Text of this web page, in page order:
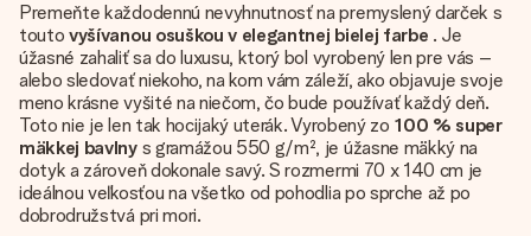
Premeňte každodennú nevyhnutnosť na premyslený darček s
toutovyšívanou osuškou v elegantnej bielej farbe . Je
úžasné zahaliť sa do luxusu, ktorý bol vyrobený len pre vás –
alebo sledovať niekoho, na kom vám záleží, ako objavuje svoje
meno krásne vyšité na niečom, čo bude používať každý deň.
Toto nie je len tak hocijaký uterák. Vyrobený zo 100 % super
mäkkej bavlnys gramážou 550 g/m², je úžasne mäkký na
dotyk a zároveň dokonale savý. S rozmermi 70 x 140 cm je
ideálnou veľkosťou na všetko od pohodlia po sprche až po
dobrodružstvá pri mori.